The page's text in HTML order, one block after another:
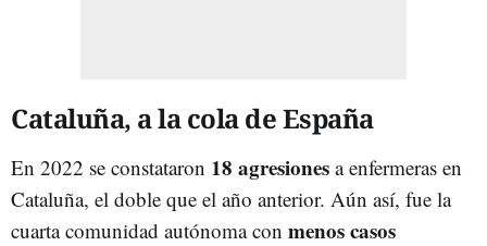
Cataluña, a la cola de España
En 2022 se constataron 18 agresiones a enfermeras en
Cataluña, el doble que el año anterior. Aún así, fue la
cuarta comunidad autónoma con menos casos